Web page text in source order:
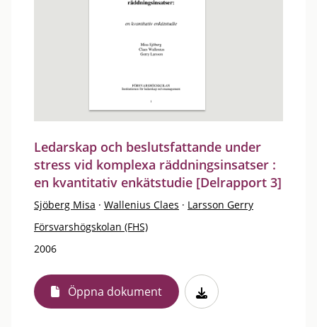
Ledarskap och beslutsfattande under
stress vid komplexa räddningsinsatser :
en kvantitativ enkätstudie [Delrapport 3]
Sjöberg Misa · Wallenius Claes · Larsson Gerry
Försvarshögskolan (FHS)
2006
Öppna dokument